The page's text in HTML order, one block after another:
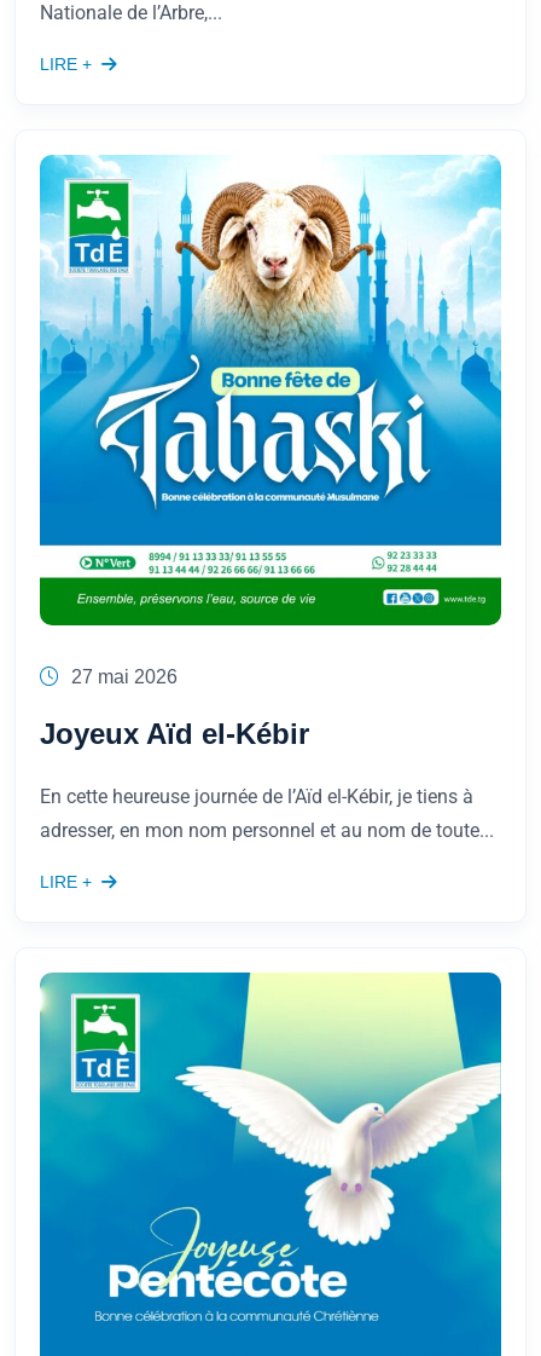
Nationale de l’Arbre,...
LIRE +
27 mai 2026
Joyeux Aïd el-Kébir
En cette heureuse journée de l’Aïd el-Kébir, je tiens à
adresser, en mon nom personnel et au nom de toute...
LIRE +